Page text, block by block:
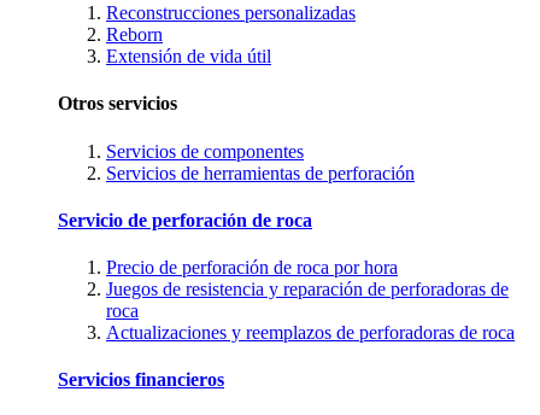
Reconstrucciones personalizadas
Reborn
Extensión de vida útil
Otros servicios
Servicios de componentes
Servicios de herramientas de perforación
Servicio de perforación de roca
Precio de perforación de roca por hora
Juegos de resistencia y reparación de perforadoras de
roca
Actualizaciones y reemplazos de perforadoras de roca
Servicios financieros